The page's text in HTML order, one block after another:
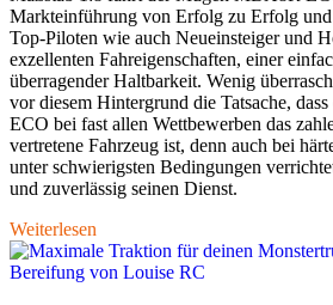
Markteinführung von Erfolg zu Erfolg
Top-Piloten wie auch Neueinsteiger und
exzellenten Fahreigenschaften, einer
überragender Haltbarkeit. Wenig
vor diesem Hintergrund die Tatsache,
ECO bei fast allen Wettbewerben das
vertretene Fahrzeug ist, denn auch bei
unter schwierigsten Bedingungen
und zuverlässig seinen Dienst.
Weiterlesen